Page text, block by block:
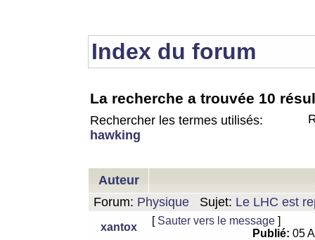
Index du forum
La recherche a trouvée 10
Rechercher les termes utilisés:
hawking
Auteur
Forum: Physique Sujet: Le LHC est
xantox
[ Sauter vers le message ]
Publié: 05